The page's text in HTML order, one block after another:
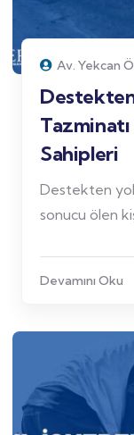
Av. Yekcan
Sahipleri
Destekten
sonucu ölen
Devamını Oku